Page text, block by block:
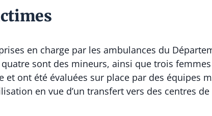
en charge par les ambulances du
quatre sont des mineurs, ainsi que trois
ont été évaluées sur place par des équipes
en vue d’un transfert vers des centres